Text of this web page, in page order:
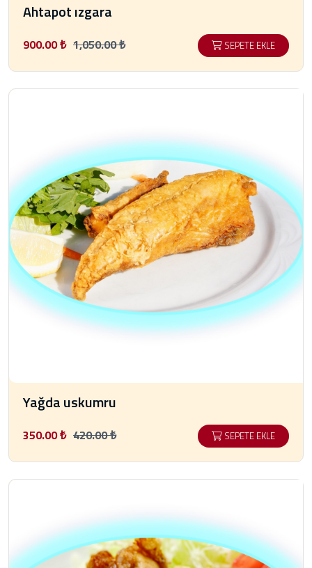
Ahtapot ızgara
900.00 ₺ 1,050.00 ₺ SEPETE EKLE
Yağda uskumru
350.00 ₺ 420.00 ₺ SEPETE EKLE